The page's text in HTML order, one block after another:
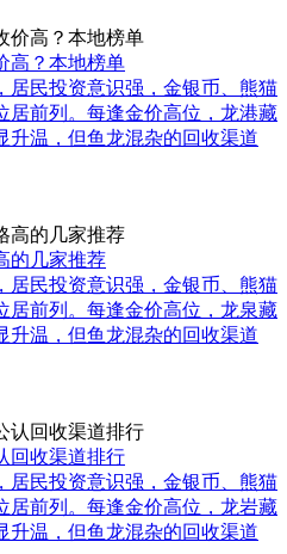
高？本地榜单
居民投资意识强，金银币、熊猫
居前列。每逢金价高位，龙港藏
升温，但鱼龙混杂的回收渠道
的几家推荐
居民投资意识强，金银币、熊猫
居前列。每逢金价高位，龙泉藏
升温，但鱼龙混杂的回收渠道
回收渠道排行
居民投资意识强，金银币、熊猫
居前列。每逢金价高位，龙岩藏
升温，但鱼龙混杂的回收渠道